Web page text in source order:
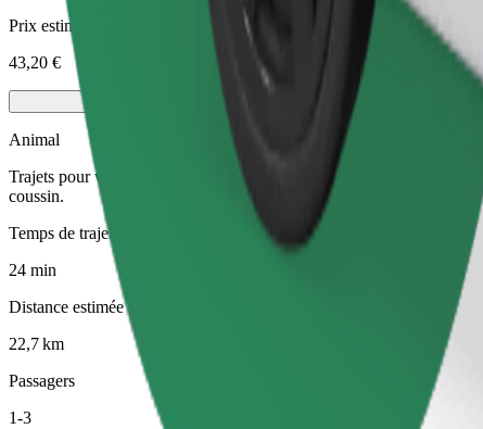
Prix estimé
43,20 €
Animal
Trajets pour vous et votre animal de compagnie. Les chiens doivent
coussin.
Temps de trajet estimé
24 min
Distance estimée
22,7 km
Passagers
1-3